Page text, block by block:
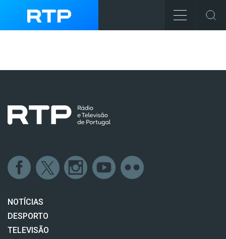
NOTÍCIAS
DESPORTO
TELEVISÃO